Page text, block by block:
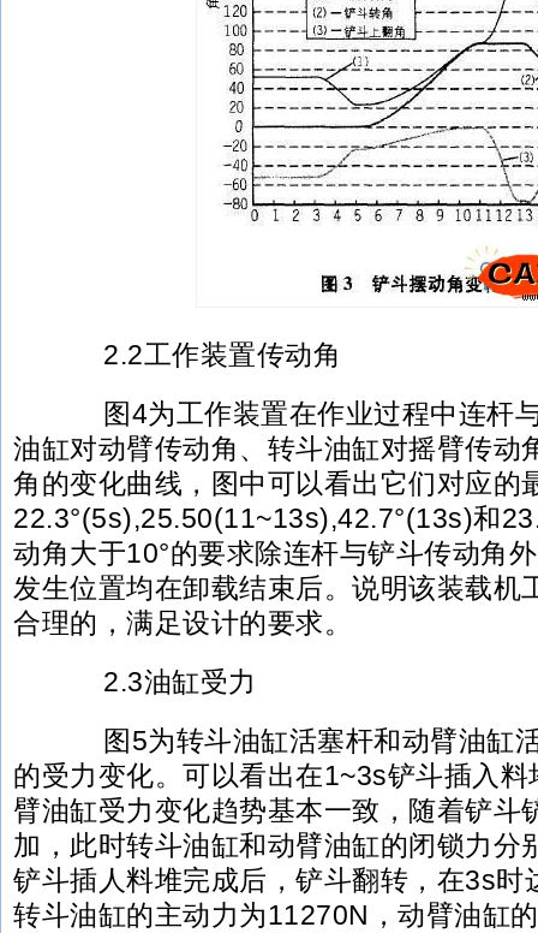
2.2工作装置传动角
图4为工作装置在作业过程中连杆
油缸对动臂传动角、转斗油缸对摇臂传动
角的变化曲线，图中可以看出它们对应的
22.3°(5s),25.50(11~13s),42.7°(13s)和
动角大于10°的要求除连杆与铲斗传动角
发生位置均在卸载结束后。说明该装载机
合理的，满足设计的要求。
2.3油缸受力
图5为转斗油缸活塞杆和动臂油缸
的受力变化。可以看出在1~3s铲斗插入
臂油缸受力变化趋势基本一致，随着铲斗
加，此时转斗油缸和动臂油缸的闭锁力分
铲斗插人料堆完成后，铲斗翻转，在3s时
转斗油缸的主动力为11270N，动臂油缸